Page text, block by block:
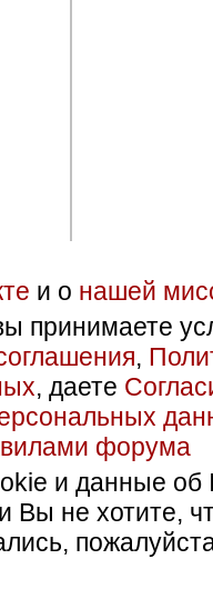
и о нашей
принимаете
,
, даете
форума
и данные об
Вы не хотите,